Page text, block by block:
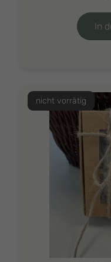
In
nicht vorrätig